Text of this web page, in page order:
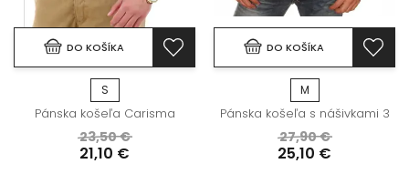
DO KOŠÍKA
S
Pánska košeľa Carisma
23,50 €
21,10 €
DO KOŠÍKA
M
Pánska košeľa s nášivkami 3
27,90 €
25,10 €